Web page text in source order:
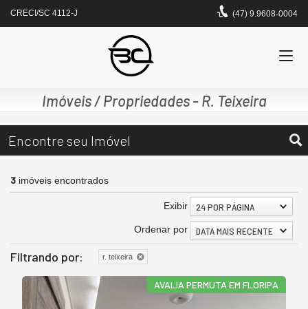
CRECI/SC 4112-J (47) 9.9608-0004
Imóveis / Propriedades - R. Teixeira
Encontre seu Imóvel
3 imóveis encontrados
Exibir 24 POR PÁGINA
Ordenar por DATA MAIS RECENTE
Filtrando por: r. teixeira
AVALIA PERMUTA EM FLORIPA